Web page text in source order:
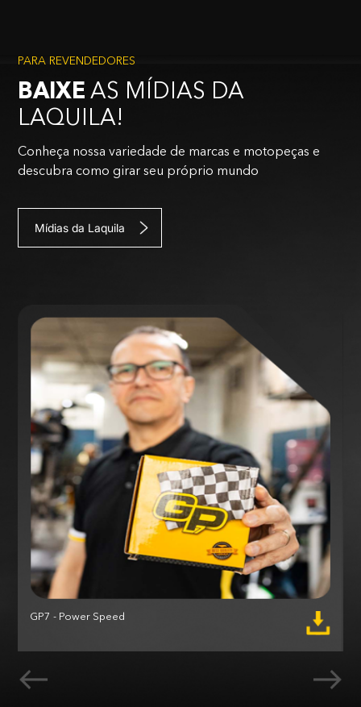
PARA REVENDEDORES
BAIXE AS MÍDIAS DA
LAQUILA!
Conheça nossa variedade de marcas e motopeças e
descubra como girar seu próprio mundo
Mídias da Laquila
GP7 - Power Speed